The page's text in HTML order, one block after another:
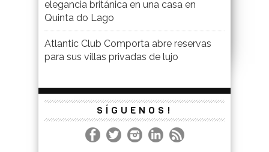
elegancia británica en una casa en
Quinta do Lago
Atlantic Club Comporta abre reservas
para sus villas privadas de lujo
SÍGUENOS!